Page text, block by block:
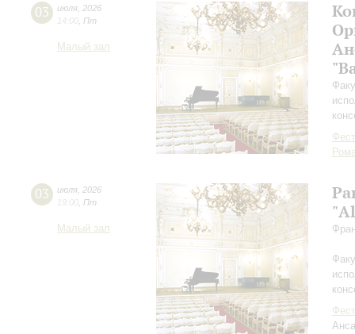
03 июля 2026
14:00 Пт
Малый зал
03 июля 2026
19:00 Пт
Малый зал